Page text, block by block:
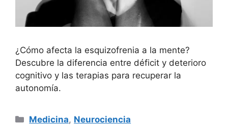
¿Cómo afecta la esquizofrenia a la mente?
Descubre la diferencia entre déficit y deterioro
cognitivo y las terapias para recuperar la
autonomía.
Categorías
Medicina, Neurociencia